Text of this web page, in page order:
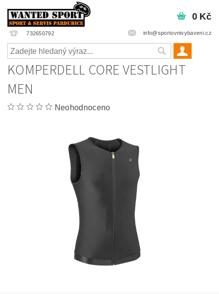
732650792 info@sportovnivybaveni.cz
0 Kč
KOMPERDELL CORE VESTLIGHT
MEN
Neohodnoceno